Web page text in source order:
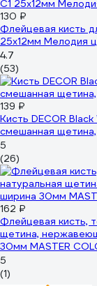
130 ₽
Флейцевая кисть
25х12мм Мелодия
4.7
(53)
139 ₽
Кисть DECOR
смешанная
5
(26)
162 ₽
Флейцевая кисть,
щетина,
30мм МASTER
5
(1)